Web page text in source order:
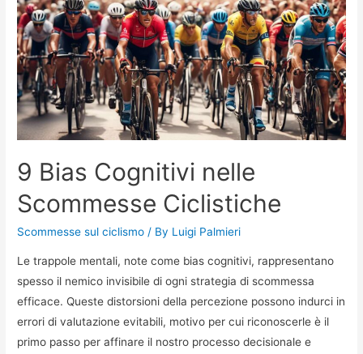
Scientifica
9 Bias Cognitivi nelle
Scommesse Ciclistiche
Scommesse sul ciclismo / By Luigi Palmieri
Le trappole mentali, note come bias cognitivi, rappresentano
spesso il nemico invisibile di ogni strategia di scommessa
efficace. Queste distorsioni della percezione possono indurci in
errori di valutazione evitabili, motivo per cui riconoscerle è il
primo passo per affinare il nostro processo decisionale e